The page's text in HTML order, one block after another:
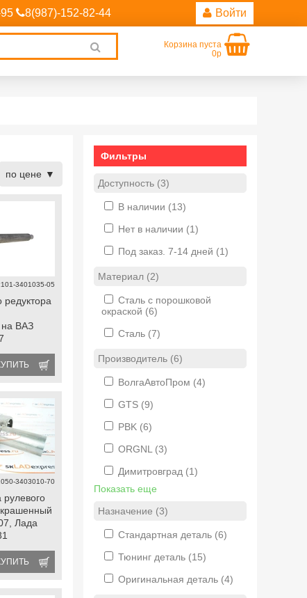
8(987)-152-82-44 Войти
search
Корзина пуста
0р
по цене
3401035-05
редуктора
на ВАЗ
3403010-70
Лада
Фильтры
Доступность (3)
В наличии (13)
Нет в наличии (1)
Под заказ. 7-14 дней (1)
Материал (2)
Сталь с порошковой
окраской (6)
Сталь (7)
Производитель (6)
ВолгаАвтоПром (4)
GTS (9)
PBK (6)
ORGNL (3)
Димитровград (1)
Показать еще
Назначение (3)
Стандартная деталь (6)
Тюнинг деталь (15)
Оригинальная деталь (4)